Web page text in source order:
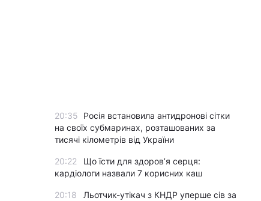
20:35
Росія встановила антидронові сітки
на своїх субмаринах, розташованих за
тисячі кілометрів від України
20:22
Що їсти для здоров’я серця:
кардіологи назвали 7 корисних каш
20:18
Льотчик-утікач з КНДР уперше сів за